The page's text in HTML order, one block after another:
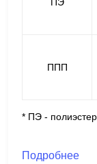
ППП
* ПЭ -
Подробнее